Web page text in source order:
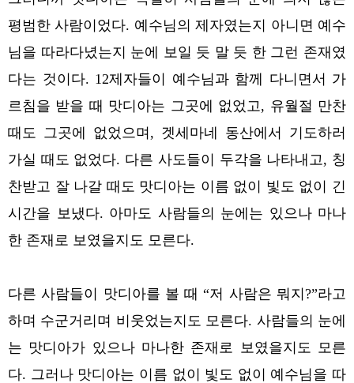
평범한 사람이었다. 예수님의 제자였는지 아니면 예수
님을 따라다녔는지 눈에 보일 듯 말 듯 한 그런 존재였
다는 것이다. 12제자들이 예수님과 함께 다니면서 가
르침을 받을 때 맛디아는 그곳에 없었고, 유월절 만찬
때도 그곳에 없었으며, 겟세마네 동산에서 기도하러
가실 때도 없었다. 다른 사도들이 두각을 나타내고, 칭
찬받고 잘 나갈 때도 맛디아는 이름 없이 빛도 없이 긴
시간을 보냈다. 아마도 사람들의 눈에는 있으나 마나
한 존재로 보였을지도 모른다.
다른 사람들이 맛디아를 볼 때 “저 사람은 뭐지?”라고
하며 수군거리며 비웃었는지도 모른다. 사람들의 눈에
는 맛디아가 있으나 마나한 존재로 보였을지도 모른
다. 그러나 맛디아는 이름 없이 빛도 없이 예수님을 따